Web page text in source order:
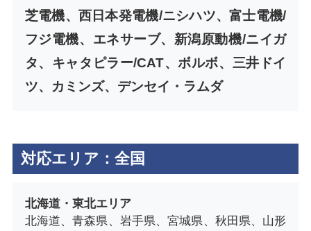
芝電機、西日本発電機/ニシハツ、富士電機/
フジ電機、エネサーブ、新潟原動機/ニイガ
タ、キャタピラー/CAT、ボルボ、三井ドイ
ツ、カミンズ、デンセイ・ラムダ
対応エリア：全国
北海道・東北エリア
北海道、青森県、岩手県、宮城県、秋田県、山形